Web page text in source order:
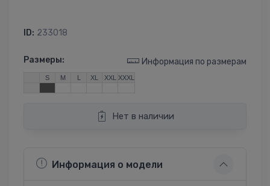
ID: 233018
Размеры: Информация по размерам
S M L XL XXL XXXL
Нет в наличии
Информация о модели